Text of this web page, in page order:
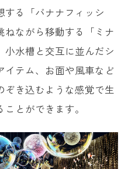
する「バナナフィッシ
ねながら移動する「ミナ
小水槽と交互に並んだシ
イテム、お面や風車など
ぞき込むような感覚で生
とができます。